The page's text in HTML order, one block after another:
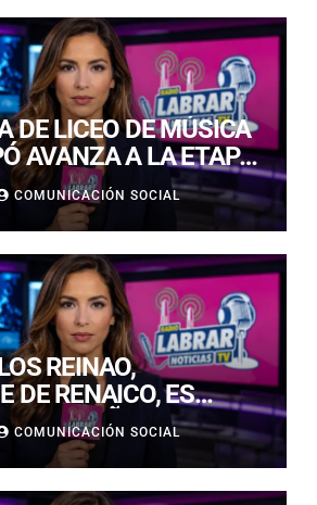
DE LICEO DE MÚSICA
AVANZA A LA ETAPA
LED 2026 POR
EDUCATIVA
COMUNICACIÓN SOCIAL
REINAO,
DE RENAICO, ES
A 15 AÑOS DE
DELITOS DE
SEXUAL
COMUNICACIÓN SOCIAL